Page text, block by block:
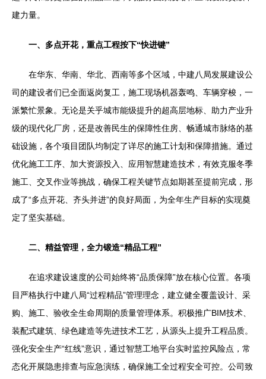
建力量。
一、多点开花，重点工程按下“快进键”
在华东、华南、华北、西南等多个区域，中建八局发展建设公
司的建设者们已全面返岗复工，施工现场机器轰鸣、车辆穿梭，一
派繁忙景象。无论是关乎城市能级提升的超高层地标、助力产业升
级的现代化厂房，还是改善民生的保障性住房、畅通城市脉络的基
础设施，各个项目团队均制定了详尽的施工计划和保障措施。通过
优化施工工序、加大资源投入、应用智慧建造技术，有效克服冬季
施工、交叉作业等挑战，确保工程关键节点如期甚至提前完成，形
成了“多点开花、齐头并进”的良好局面，为全年生产目标的实现奠
定了坚实基础。
二、精益管理，全力锻造“精品工程”
在追求建设速度的公司始终将“品质保障”放在核心位置。各项
目严格执行中建八局“过程精品”管理理念，建立健全覆盖设计、采
购、施工、验收全生命周期的质量管理体系。积极推广BIM技术、
装配式建筑、绿色建造等先进技术工艺，从源头上提升工程品质。
强化安全生产“红线”意识，通过智慧工地平台实时监控风险点，常
态化开展隐患排查与应急演练，确保施工全过程安全可控。公司致